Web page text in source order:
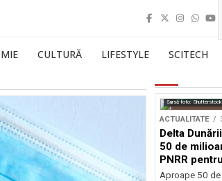
CULTURĂ LIFESTYLE SCITECH
Sursă foto: Shutterstock
ACTUALITATE
Delta
50 de
PNRR
esențiale
Aproape 50 de